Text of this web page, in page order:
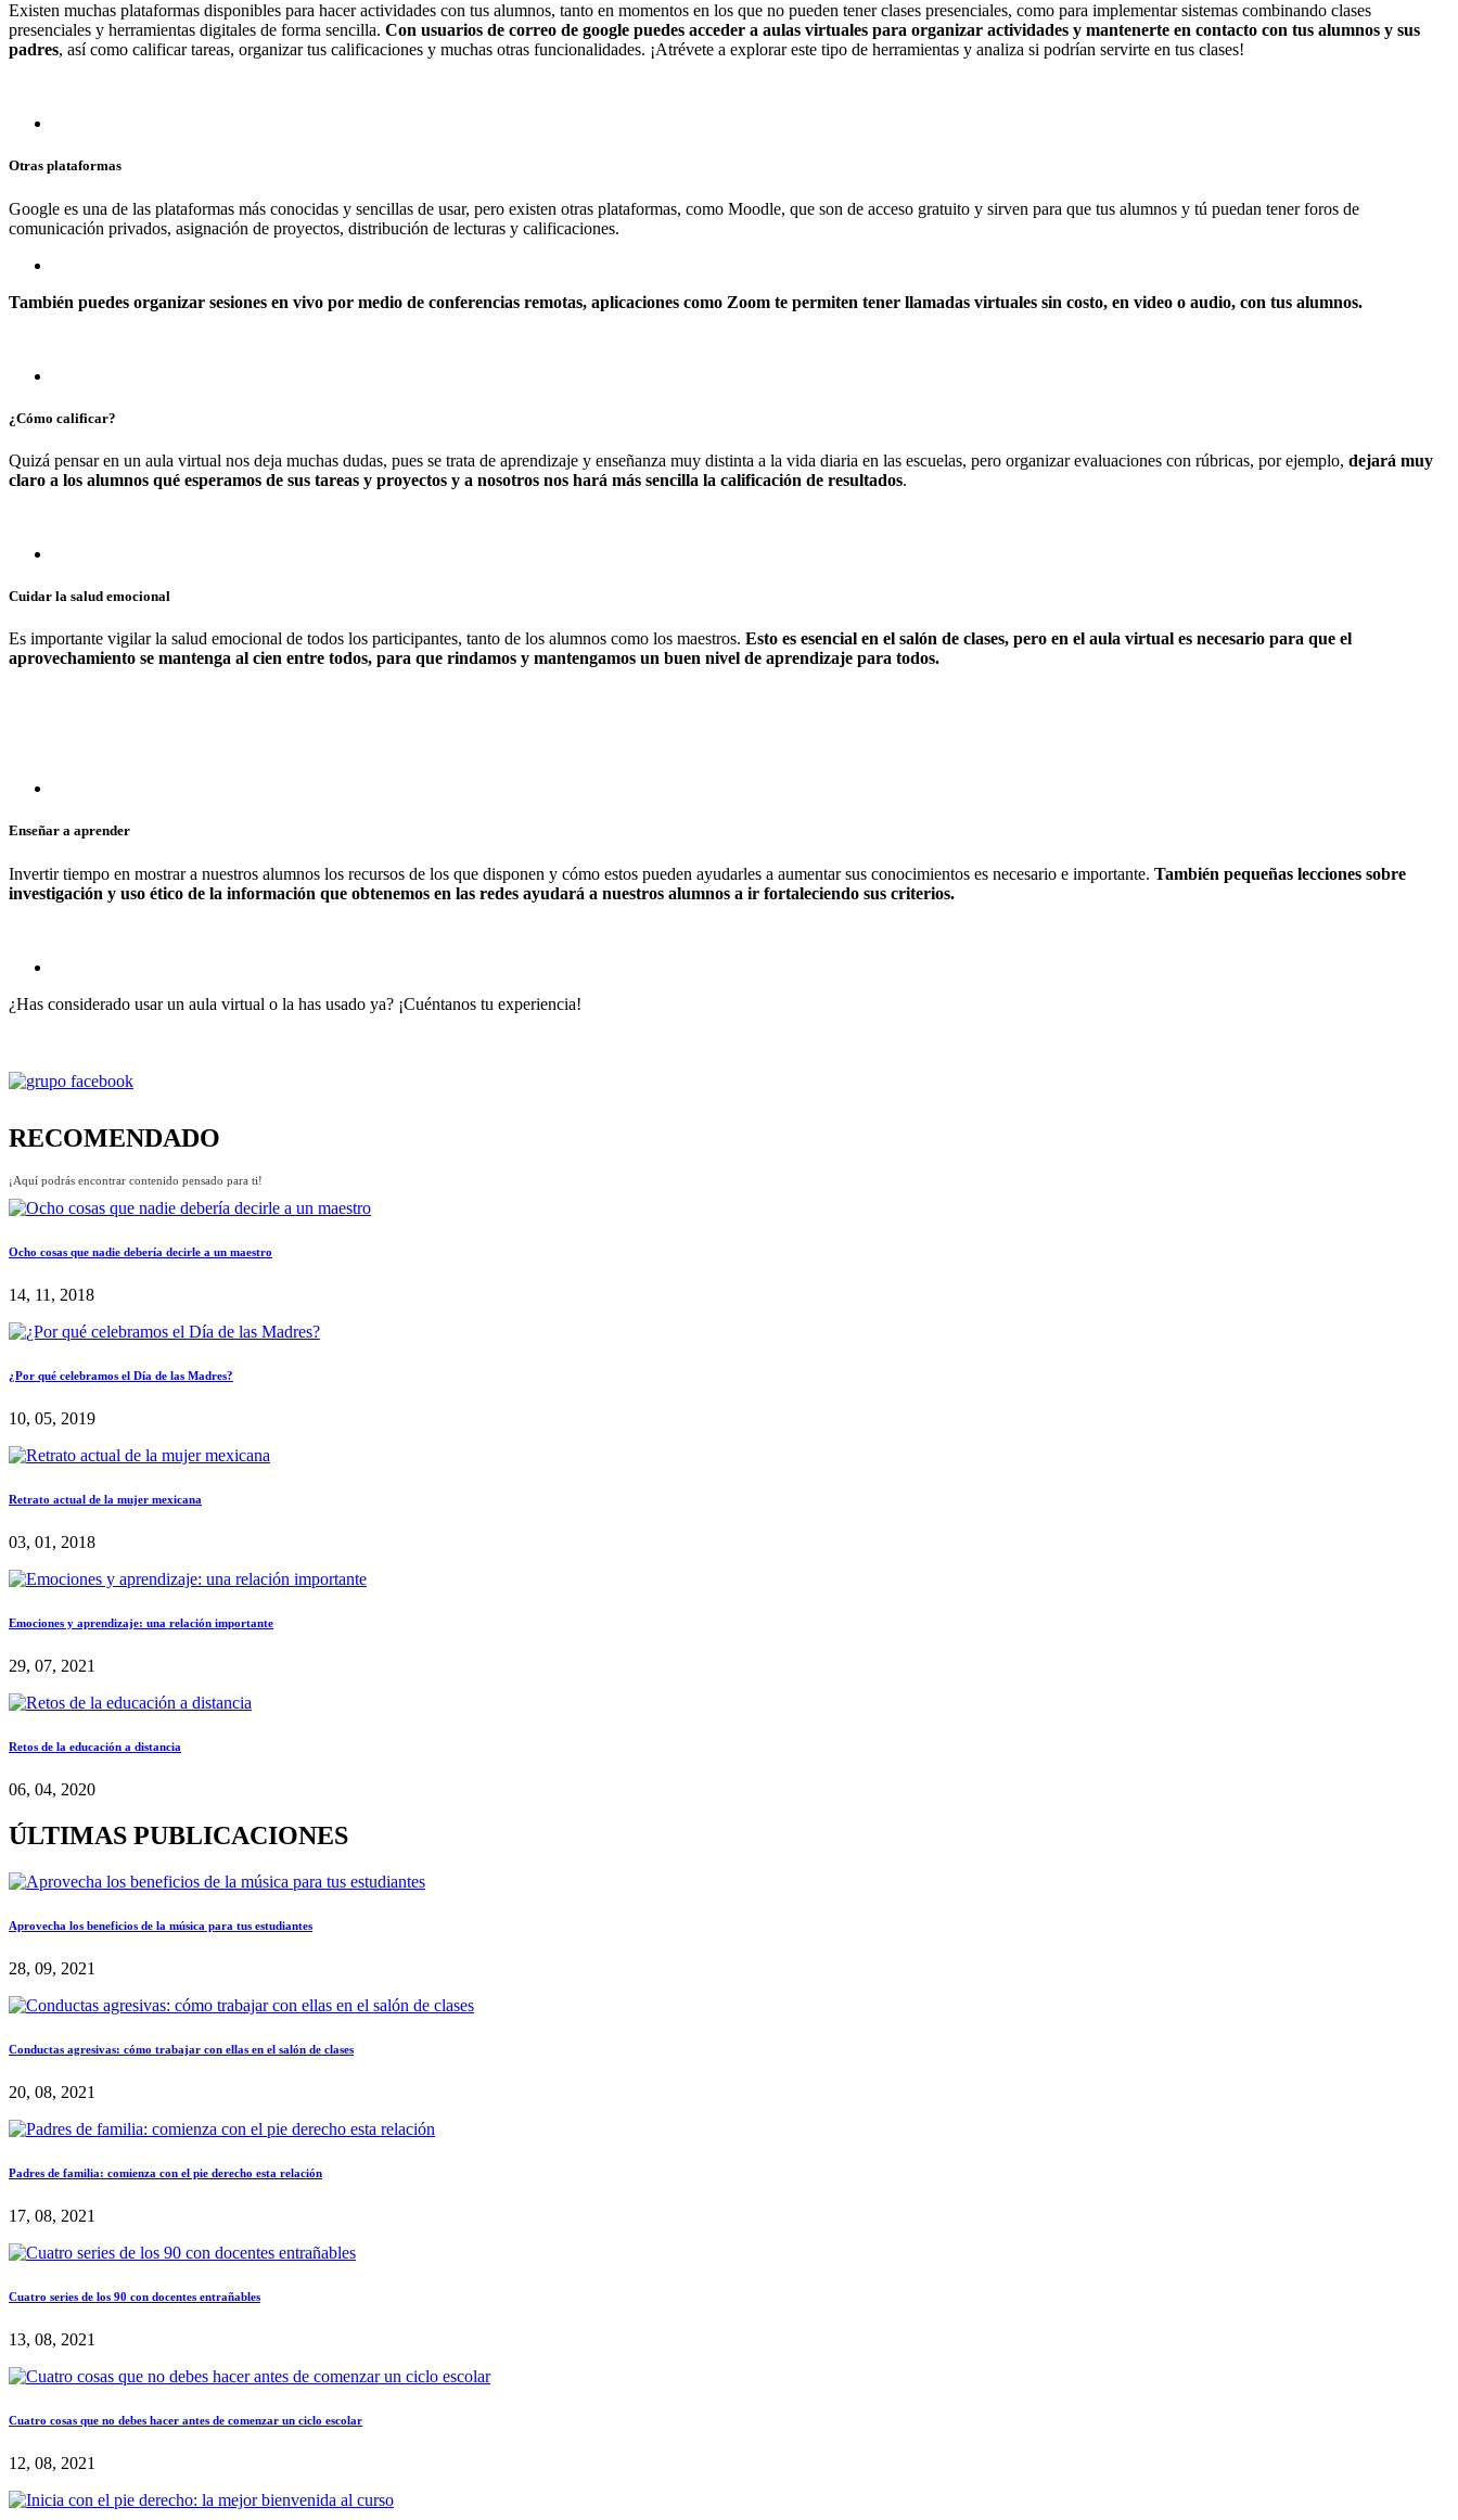
Existen muchas plataformas disponibles para hacer actividades con tus alumnos, tanto en momentos en los que no pueden tener clases presenciales, como para implementar sistemas combinando clases
presenciales y herramientas digitales de forma sencilla. Con usuarios de correo de google puedes acceder a aulas virtuales para organizar actividades y mantenerte en contacto con tus alumnos y sus
padres, así como calificar tareas, organizar tus calificaciones y muchas otras funcionalidades. ¡Atrévete a explorar este tipo de herramientas y analiza si podrían servirte en tus clases!
Otras plataformas
Google es una de las plataformas más conocidas y sencillas de usar, pero existen otras plataformas, como Moodle, que son de acceso gratuito y sirven para que tus alumnos y tú puedan tener foros de
comunicación privados, asignación de proyectos, distribución de lecturas y calificaciones.
También puedes organizar sesiones en vivo por medio de conferencias remotas, aplicaciones como Zoom te permiten tener llamadas virtuales sin costo, en video o audio, con tus alumnos.
¿Cómo calificar?
Quizá pensar en un aula virtual nos deja muchas dudas, pues se trata de aprendizaje y enseñanza muy distinta a la vida diaria en las escuelas, pero organizar evaluaciones con rúbricas, por ejemplo, dejará muy
claro a los alumnos qué esperamos de sus tareas y proyectos y a nosotros nos hará más sencilla la calificación de resultados.
Cuidar la salud emocional
Es importante vigilar la salud emocional de todos los participantes, tanto de los alumnos como los maestros. Esto es esencial en el salón de clases, pero en el aula virtual es necesario para que el
aprovechamiento se mantenga al cien entre todos, para que rindamos y mantengamos un buen nivel de aprendizaje para todos.
Enseñar a aprender
Invertir tiempo en mostrar a nuestros alumnos los recursos de los que disponen y cómo estos pueden ayudarles a aumentar sus conocimientos es necesario e importante. También pequeñas lecciones sobre
investigación y uso ético de la información que obtenemos en las redes ayudará a nuestros alumnos a ir fortaleciendo sus criterios.
¿Has considerado usar un aula virtual o la has usado ya? ¡Cuéntanos tu experiencia!
RECOMENDADO
¡Aquí podrás encontrar contenido pensado para ti!
Ocho cosas que nadie debería decirle a un maestro
14, 11, 2018
¿Por qué celebramos el Día de las Madres?
10, 05, 2019
Retrato actual de la mujer mexicana
03, 01, 2018
Emociones y aprendizaje: una relación importante
29, 07, 2021
Retos de la educación a distancia
06, 04, 2020
ÚLTIMAS PUBLICACIONES
Aprovecha los beneficios de la música para tus estudiantes
28, 09, 2021
Conductas agresivas: cómo trabajar con ellas en el salón de clases
20, 08, 2021
Padres de familia: comienza con el pie derecho esta relación
17, 08, 2021
Cuatro series de los 90 con docentes entrañables
13, 08, 2021
Cuatro cosas que no debes hacer antes de comenzar un ciclo escolar
12, 08, 2021